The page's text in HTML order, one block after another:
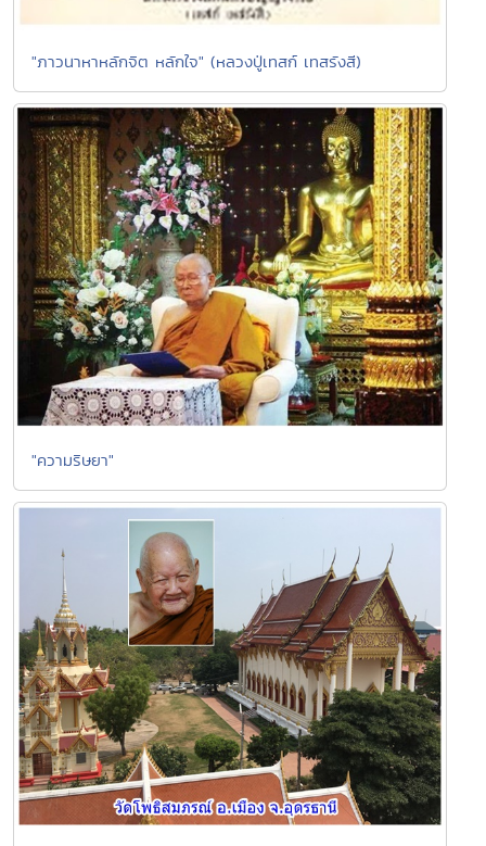
"ภาวนาหาหลักจิต หลักใจ" (หลวงปู่เทสก์ เทสรังสี)
"ความริษยา"